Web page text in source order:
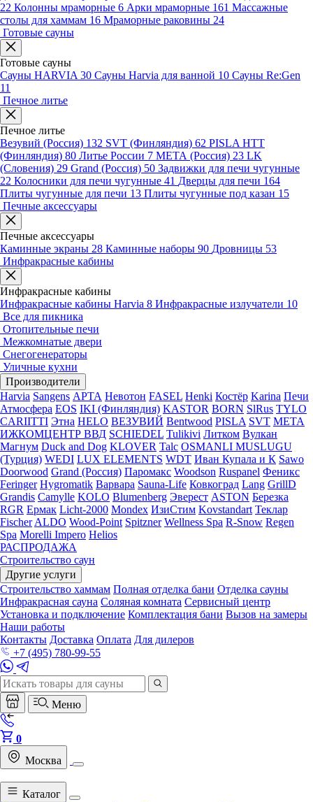
22 Колонны мраморные 6 Арки мраморные 161 Массажные
столы для хаммам 16 Мраморные раковины 24
Готовые сауны
Готовые сауны
Сауны HARVIA 30 Сауны Harvia для ванной 10 Сауны Re:Gen
11
Печное литье
Печное литье
Везувий (Россия) 132 SVT (Финляндия) 62 PISLA HTT
(Финляндия) 80 Литье России 7 МЕТА (Россия) 23 LK
(Словения) 29 Grand (Россия) 50 Задвижки для печи чугунные
22 Колосники для печи чугунные 41 Дверцы для печи 164
Плиты чугунные для печи 13 Плиты чугунные под казан 15
Печные аксессуары
Печные аксессуары
Каминные экраны 28 Каминные наборы 90 Дровницы 53
Инфракрасные кабины
Инфракрасные кабины
Инфракрасные кабины Harvia 8 Инфракрасные излучатели 10
Все для пикника
Отопительные печи
Межкомнатые двери
Снегогенераторы
Уличные кухни
Производители
Harvia Sangens АРТА Невотон FASEL Henki Костёр Karina Печи
Атмосфера EOS IKI (Финляндия) KASTOR BORN SlRus TYLO
CARIITTI Этна HELO ВЕЗУВИЙ Bentwood PISLA SVT МЕТА
ИЖКОМЦЕНТР ВВД SCHIEDEL Tulikivi Литком Вулкан
Магнум Duck and Dog KLOVER Talc OSMANLI MUSLUGU
(Турция) WEDI LUX ELEMENTS WDT Иван Купала и К Sawo
Doorwood Grand (Россия) Паромакс Woodson Ruspanel Феникс
Feringer Hygromatik Варвара Sauna-Life Ковкоград Lang GrillD
Grandis Camylle KOLO Blumenberg Эверест ASTON Березка
RGR Ермак Licht-2000 Mondex ИзиСтим Kovstandart Теклар
Fischer ALDO Wood-Point Spitzner Wellness Spa R-Snow Regen
Spa Morelli Impero Helios
РАСПРОДАЖА
Строительство саун
Другие услуги
Строительство хаммам Полная отделка бани Отделка сауны
Инфракрасная сауна Соляная комната Сервисный центр
Установка и подключение Комплектация бани Вызов на замеры
Наши работы
Контакты Доставка Оплата Для дилеров
+7 (495) 780-99-55
Меню
0
Москва
Каталог